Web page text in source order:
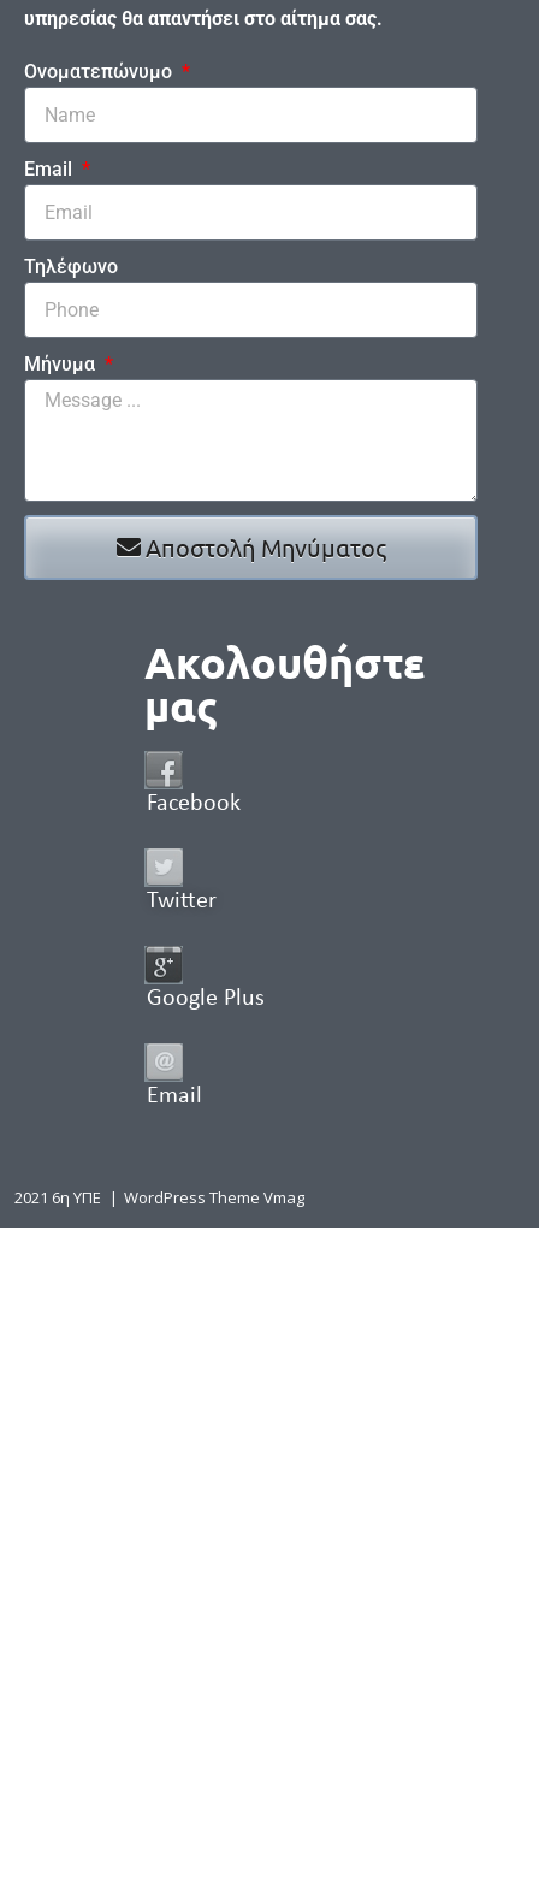
υπηρεσίας θα απαντήσει στο αίτημα σας.
Ονοματεπώνυμο
Email
Τηλέφωνο
Μήνυμα
Αποστολή Μηνύματος
Ακολουθήστε
μας
Facebook
Twitter
Google Plus
Email
2021 6η ΥΠΕ | WordPress Theme Vmag